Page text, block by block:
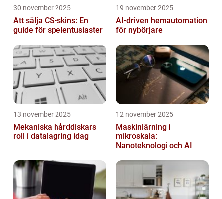
30 november 2025
Att sälja CS-skins: En
guide för spelentusiaster
19 november 2025
AI-driven hemautomation
för nybörjare
13 november 2025
Mekaniska hårddiskars
roll i datalagring idag
12 november 2025
Maskinlärning i
mikroskala:
Nanoteknologi och AI